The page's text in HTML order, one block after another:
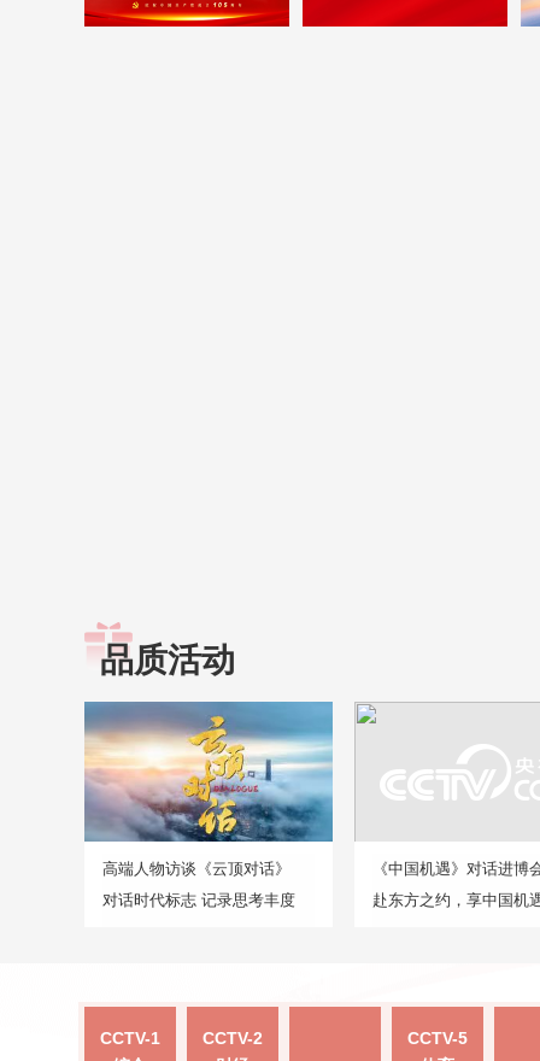
品质活动
高端人物访谈《云顶对话》
对话时代标志 记录思考丰度
《中国机遇》对话进博
赴东方之约，享中国机
CCTV-1
CCTV-2
CCTV-5